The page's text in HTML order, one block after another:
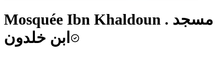
Mosquée Ibn Khaldoun . مسجد
ابن خلدون